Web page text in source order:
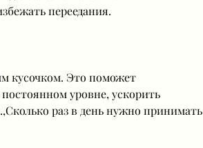
переедания.
кусочком. Это поможет
уровне, ускорить
раз в день нужно принимать